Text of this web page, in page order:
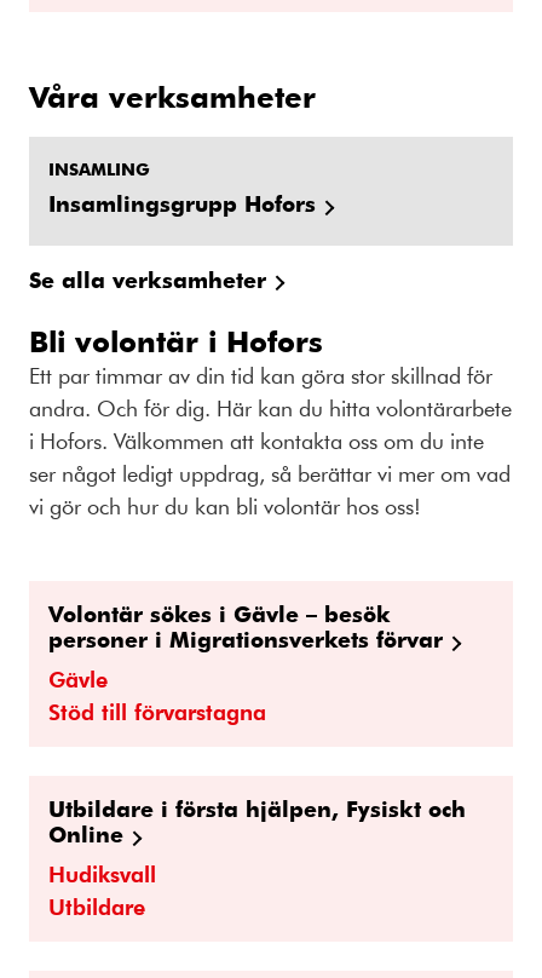
Våra verksamheter
INSAMLING
Insamlingsgrupp Hofors
Se alla verksamheter
Bli volontär i Hofors
Ett par timmar av din tid kan göra stor skillnad för
andra. Och för dig. Här kan du hitta volontärarbete
i Hofors. Välkommen att kontakta oss om du inte
ser något ledigt uppdrag, så berättar vi mer om vad
vi gör och hur du kan bli volontär hos oss!
Volontär sökes i Gävle – besök
personer i Migrationsverkets förvar
Gävle
Stöd till förvarstagna
Utbildare i första hjälpen, Fysiskt och
Online
Hudiksvall
Utbildare